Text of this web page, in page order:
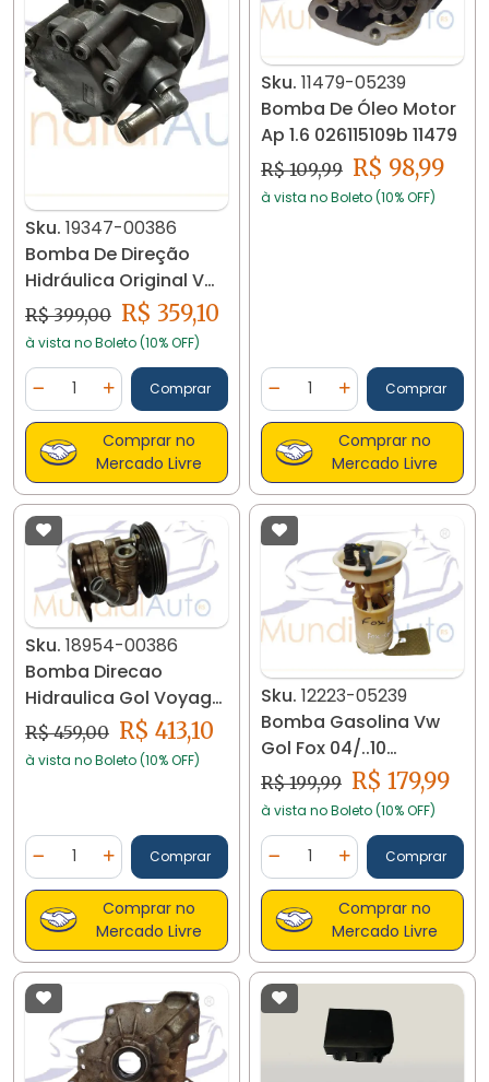
Sku. 19347-00386
Bomba De Direção
Hidráulica Original Vw
Gol G2 G3 19347
R$ 399,00 R$ 359,10
à vista no Boleto (10% OFF)
Diminuir Quantidade
Quantidade
Adicionar Quantidade
Comprar
Comprar no
Mercado Livre
Sku. 11479-05239
Bomba De Óleo Motor
Ap 1.6 026115109b 11479
R$ 109,99 R$ 98,99
à vista no Boleto (10% OFF)
Diminuir Quantidade
Quantidade
AdicionarComprar
Comprar no
Mercado Livre
Sku. 18954-00386
Bomba Direcao
Hidraulica Gol Voyage
G7 G8 1 0 3c Vw 18954
R$ 459,00 R$ 413,10
à vista no Boleto (10% OFF)
Diminuir Quantidade
Quantidade
Adicionar Quantidade
Comprar
Comprar no
Mercado Livre
Sku. 12223-05239
Bomba Gasolina Vw
Gol Fox 04/..10
5z0919051l 12223
R$ 199,99 R$ 179,99
à vista no Boleto (10% OFF)
Diminuir Quantidade
Quantidade
AdicionarComprar
Comprar no
Mercado Livre